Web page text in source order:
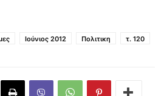
Ιούνιος 2012 Πολιτικη τ. 120